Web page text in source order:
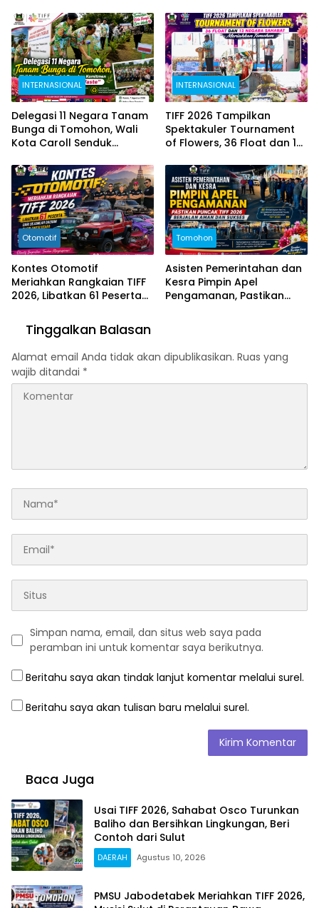
Sulut Lewat Musik”
INTERNASIONAL
Delegasi 11 Negara Tanam
Bunga di Tomohon, Wali
Kota Caroll Senduk
Bunga, Zero Waste”
INTERNASIONAL
TIFF 2026 Tampilkan
Spektakuler Tournament
of Flowers, 36 Float dan 13
Meriahkan Tomohon
Otomotif
Kontes Otomotif
Meriahkan Rangkaian TIFF
2026, Libatkan 61 Peserta
Sulut
Tomohon
Asisten Pemerintahan dan
Kesra Pimpin Apel
Pengamanan, Pastikan
Tinggalkan Balasan
Alamat email Anda tidak akan dipublikasikan. Ruas yang
wajib ditandai *
Simpan nama, email, dan situs web saya pada
peramban ini untuk komentar saya berikutnya.
Beritahu saya akan tindak lanjut komentar melalui surel.
Beritahu saya akan tulisan baru melalui surel.
Baca Juga
Usai TIFF 2026, Sahabat Osco Turunkan
Baliho dan Bersihkan Lingkungan, Beri
Contoh dari Sulut
DAERAH Agustus 10, 2026
PMSU Jabodetabek Meriahkan TIFF 2026,